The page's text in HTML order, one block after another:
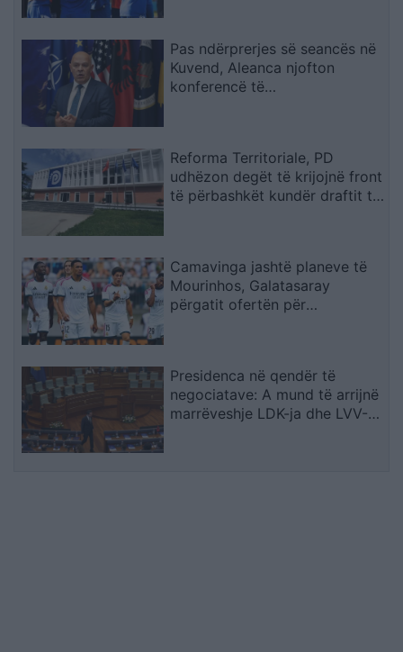
Pas ndërprerjes së seancës në
Kuvend, Aleanca njofton
konferencë të
Reforma Territoriale, PD
udhëzon degët të krijojnë front
të përbashkët kundër draftit të
Camavinga jashtë planeve të
Mourinhos, Galatasaray
përgatit ofertën për
Presidenca në qendër të
negociatave: A mund të arrijnë
marrëveshje LDK-ja dhe LVV-